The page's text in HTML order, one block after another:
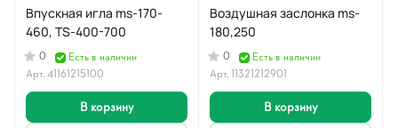
Впускная игла ms-170-
460, TS-400-700
0
Есть в наличии
Арт.41161215100
В корзину
Воздушная заслонка ms-
180,250
0
Есть в наличии
Арт.11321212901
В корзину